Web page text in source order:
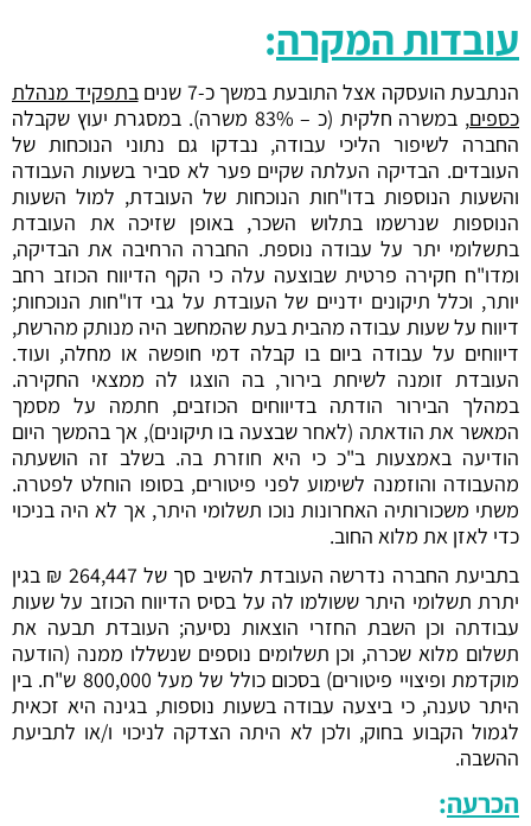
עובדות המקרה:
הנתבעת הועסקה אצל התובעת במשך כ-7 שנים
בתפקיד מנהלת
כספים
, במשרה חלקית (כ – 83% משרה). במסגרת יעוץ שקבלה
החברה לשיפור הליכי עבודה, נבדקו גם נתוני הנוכחות של
העובדים. הבדיקה העלתה שקיים פער לא סביר בשעות העבודה
והשעות הנוספות בדו"חות הנוכחות של העובדת, למול השעות
הנוספות שנרשמו בתלוש השכר, באופן שזיכה את העובדת
בתשלומי יתר על עבודה נוספת. החברה הרחיבה את הבדיקה,
ומדו"ח חקירה פרטית שבוצעה עלה כי הקף הדיווח הכוזב רחב
יותר, וכלל תיקונים ידניים של העובדת על גבי דו"חות הנוכחות;
דיווח על שעות עבודה מהבית בעת שהמחשב היה מנותק מהרשת,
דיווחים על עבודה ביום בו קבלה דמי חופשה או מחלה, ועוד.
העובדת זומנה לשיחת בירור, בה הוצגו לה ממצאי החקירה.
במהלך הבירור הודתה בדיווחים הכוזבים, חתמה על מסמך
המאשר את הודאתה (לאחר שבצעה בו תיקונים), אך בהמשך היום
הודיעה באמצעות ב"כ כי היא חוזרת בה. בשלב זה הושעתה
מהעבודה והוזמנה לשימוע לפני פיטורים, בסופו הוחלט לפטרה.
משתי משכורותיה האחרונות נוכו תשלומי היתר, אך לא היה בניכוי
כדי לאזן את מלוא החוב.
בתביעת החברה נדרשה העובדת להשיב סך של 264,447 ₪ בגין
יתרת תשלומי היתר ששולמו לה על בסיס הדיווח הכוזב על שעות
עבודתה וכן השבת החזרי הוצאות נסיעה; העובדת תבעה את
תשלום מלוא שכרה, וכן תשלומים נוספים שנשללו ממנה (הודעה
מוקדמת ופיצויי פיטורים) בסכום כולל של מעל 800,000 ש"ח. בין
היתר טענה, כי ביצעה עבודה בשעות נוספות, בגינה היא זכאית
לגמול הקבוע בחוק, ולכן לא היתה הצדקה לניכוי ו/או לתביעת
ההשבה.
הכרעה: